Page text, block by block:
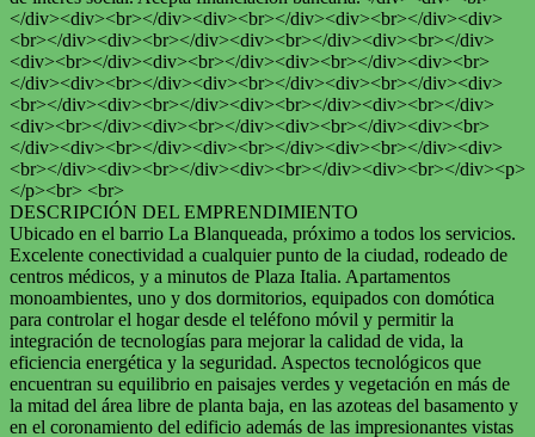
</div><div><br></div><div><br></div><div><br></div><div>
<br></div><div><br></div><div><br></div><div><br></div>
<div><br></div><div><br></div><div><br></div><div><br>
</div><div><br></div><div><br></div><div><br></div><div>
<br></div><div><br></div><div><br></div><div><br></div>
<div><br></div><div><br></div><div><br></div><div><br>
</div><div><br></div><div><br></div><div><br></div><div>
<br></div><div><br></div><div><br></div><div><br></div><p>
</p><br> <br>
DESCRIPCIÓN DEL EMPRENDIMIENTO
Ubicado en el barrio La Blanqueada, próximo a todos los servicios.
Excelente conectividad a cualquier punto de la ciudad, rodeado de
centros médicos, y a minutos de Plaza Italia. Apartamentos
monoambientes, uno y dos dormitorios, equipados con domótica
para controlar el hogar desde el teléfono móvil y permitir la
integración de tecnologías para mejorar la calidad de vida, la
eficiencia energética y la seguridad. Aspectos tecnológicos que
encuentran su equilibrio en paisajes verdes y vegetación en más de
la mitad del área libre de planta baja, en las azoteas del basamento y
en el coronamiento del edificio además de las impresionantes vistas